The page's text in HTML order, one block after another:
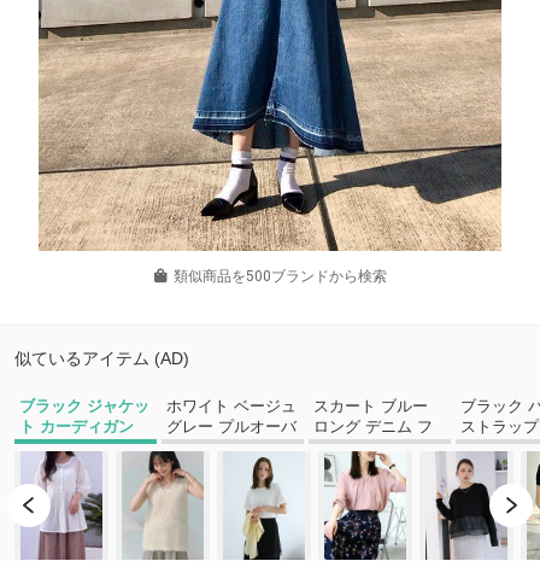
類似商品を500ブランドから検索